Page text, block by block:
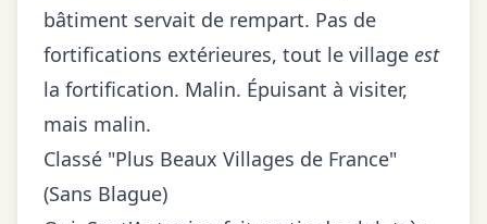
bâtiment servait de rempart. Pas de
fortifications extérieures, tout le village est
la fortification. Malin. Épuisant à visiter,
mais malin.
Classé "Plus Beaux Villages de France"
(Sans Blague)